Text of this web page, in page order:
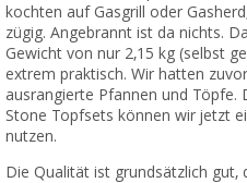
kochten auf Gasgrill oder
zügig. Angebrannt ist da nichts.
Gewicht von nur 2,15 kg (selbst
extrem praktisch. Wir hatten
ausrangierte Pfannen und Töpfe.
Stone Topfsets können wir jetzt
nutzen.
Die Qualität ist grundsätzlich gut,